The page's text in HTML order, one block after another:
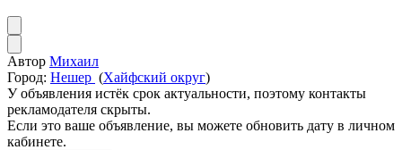
Автор Михаил
Город: Нешер (Хайфский округ)
У объявления истёк срок актуальности, поэтому контакты
рекламодателя скрыты.
Если это ваше объявление, вы можете обновить дату в личном
кабинете.